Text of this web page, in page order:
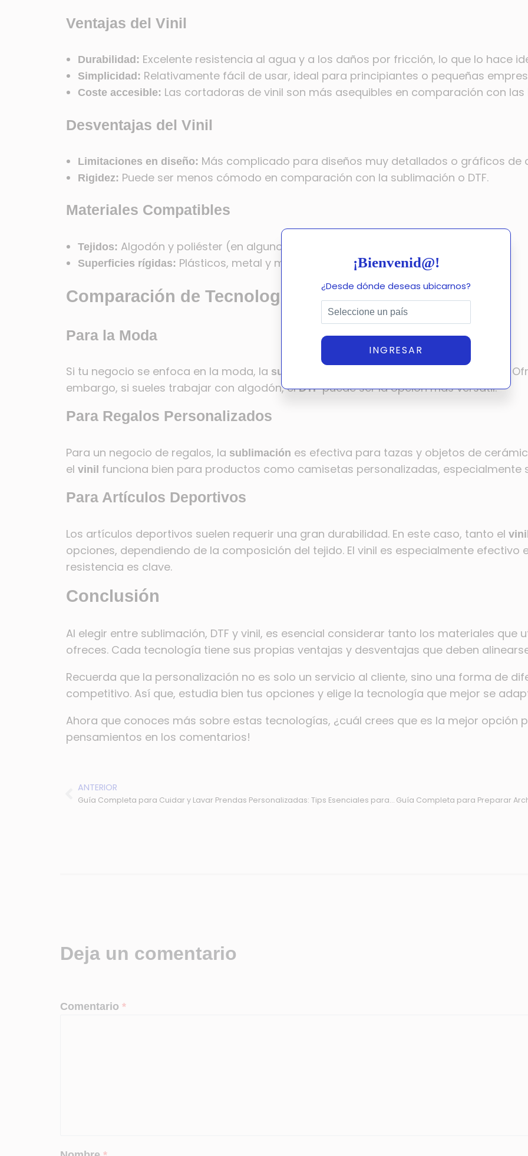
¡Bienvenid@!
¿Desde dónde deseas ubicarnos?
INGRESAR
Ventajas del Vinil
Durabilidad: Excelente resistencia al agua y a los daños por fricción, lo que lo hace
Simplicidad: Relativamente fácil de usar, ideal para principiantes o pequeñas
Coste accesible: Las cortadoras de vinil son más asequibles en comparación con
Desventajas del Vinil
Limitaciones en diseño: Más complicado para diseños muy detallados o gráficos de
Rigidez: Puede ser menos cómodo en comparación con la sublimación o DTF.
Materiales Compatibles
Tejidos: Algodón y poliéster (en algunos casos).
Superficies rígidas: Plásticos, metal y madera.
Comparación de Tecnologías por Tipo de Negocio
Para la Moda
Si tu negocio se enfoca en la moda, la sublimación
es ideal si trabajas con poliéster.
embargo, si sueles trabajar con algodón, elDTFpuede ser la opción más versátil.
Para Regalos Personalizados
Para un negocio de regalos, la sublimación es efectiva para tazas y objetos de
el vinil funciona bien para productos como camisetas personalizadas, especialmente
Para Artículos Deportivos
Los artículos deportivos suelen requerir una gran durabilidad. En este caso, tanto el
opciones, dependiendo de la composición del tejido. El vinil es especialmente efectivo
resistencia es clave.
Conclusión
Al elegir entre sublimación, DTF y vinil, es esencial considerar tanto los materiales
ofreces. Cada tecnología tiene sus propias ventajas y desventajas que deben
Recuerda que la personalización no es solo un servicio al cliente, sino una forma de
competitivo. Así que, estudia bien tus opciones y elige la tecnología que mejor se
Ahora que conoces más sobre estas tecnologías, ¿cuál crees que es la mejor opción
pensamientos en los comentarios!
ANTERIOR
Guía Completa para Cuidar y Lavar Prendas Personalizadas: Tips Esenciales para su Durabilidad
Deja un comentario
Comentario *